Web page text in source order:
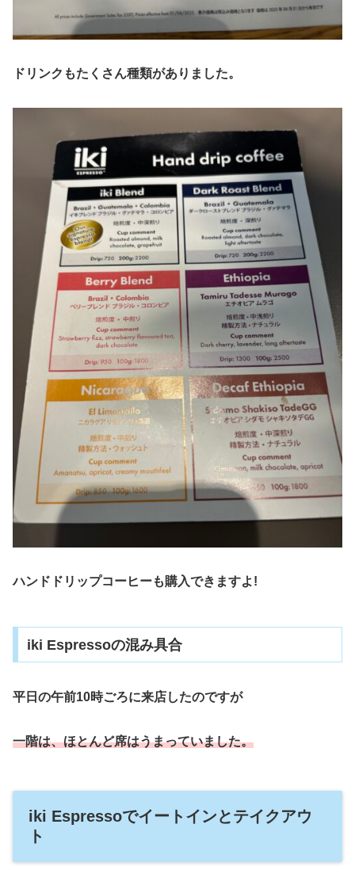
ドリンクもたくさん種類がありました。
ハンドドリップコーヒーも購入できますよ!
iki Espressoの混み具合
平日の午前10時ごろに来店したのですが
一階は、ほとんど席はうまっていました。
iki Espressoでイートインとテイクアウ
ト